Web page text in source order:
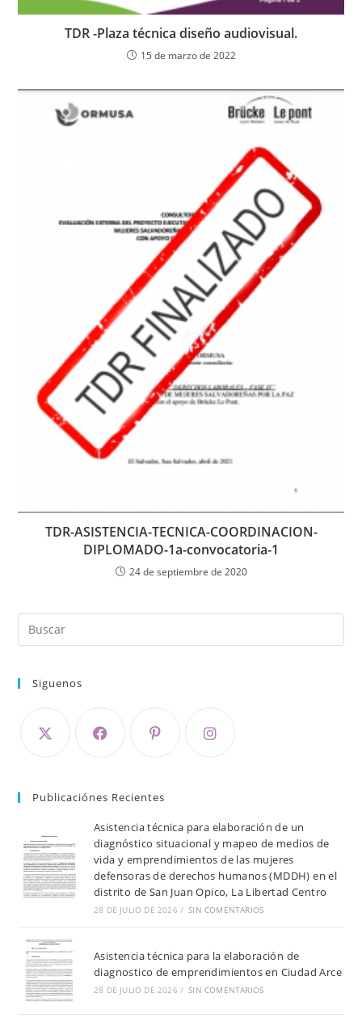
TDR -Plaza técnica diseño audiovisual.
15 de marzo de 2022
TDR-ASISTENCIA-TECNICA-COORDINACION-
DIPLOMADO-1a-convocatoria-1
24 de septiembre de 2020
Siguenos
Publicaciónes Recientes
Asistencia técnica para elaboración de un
diagnóstico situacional y mapeo de medios de
vida y emprendimientos de las mujeres
defensoras de derechos humanos (MDDH) en el
distrito de San Juan Opico, La Libertad Centro
28 DE JULIO DE 2026 / SIN COMENTARIOS
Asistencia técnica para la elaboración de
diagnostico de emprendimientos en Ciudad Arce
28 DE JULIO DE 2026 / SIN COMENTARIOS